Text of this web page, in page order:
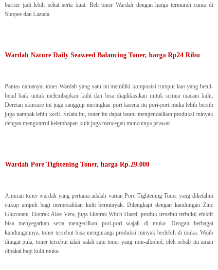
barrier jadi lebih sehat serta kuat. Beli toner Wardah dengan harga termurah cuma di
Shopee dan Lazada.
Wardah Nature Daily Seaweed Balancing Toner, harga Rp24 Ribu
Pantas namanya, toner Wardah yang satu ini memiliki komposisi rumput laut yang betul-
betul baik untuk melembapkan kulit dan bisa diaplikasikan untuk semua macam kulit.
Deretan skincare ini juga sanggup meringkas pori karena itu pori-pori muka lebih bersih
juga nampak lebih kecil. Selain itu, toner itu dapat bantu mengendalikan produksi minyak
dengan mengontrol kelembapan kulit juga mencegah munculnya jerawat.
Wardah Pore Tightening Toner, harga Rp.29.000
Anjuran toner wardah yang pertama adalah varian Pore Tightening Toner yang diketahui
cukup ampuh bagi memecahkan kulit berminyak. Dilengkapi dengan kandungan Zinc
Gluconate, Ekstrak Aloe Vera, juga Ekstrak Witch Hazel, produk tersebut terbukti efektif
bisa menyegarkan serta mengecilkan pori-pori wajah di muka. Dengan berbagai
kandungannya, toner tersebut bisa mengurangi produksi minyak berlebih di muka. Wajib
diingat pula, toner tersebut ialah salah satu toner yang non-alkohol, oleh sebab itu aman
dipakai bagi kulit muka.